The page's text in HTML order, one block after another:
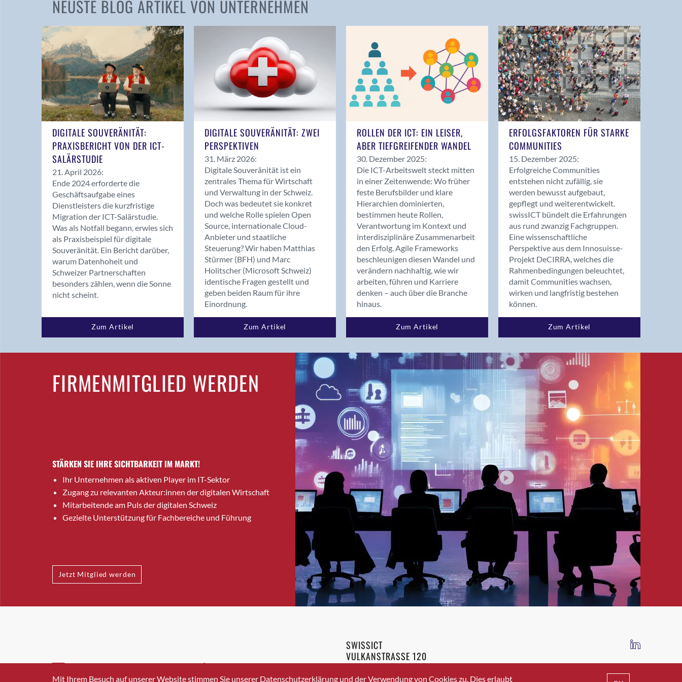
Andelfingen
Balsthal
Balzers
Bassersdorf
Benken (SG)
Bergdietikon
Bern - Liebefeld
Birsfelden
Bolligen
Bonaduz
Bonstetten
Bottighofen
Bremgarten bei Bern
Brig-Glis
Bronschhofen
Brugg
Brugg AG
Burgdorf
Bäretswil
Bülach
Cazis
Crissier
Davos Platz
NEUSTE BLOG ARTIKEL VON UNTERNEHMEN
DIGITALE SOUVERÄNITÄT:
PRAXISBERICHT VON DER ICT-
SALÄRSTUDIE
21. April 2026:
Ende 2024 erforderte die
Geschäftsaufgabe eines
Dienstleisters die kurzfristige
Migration der ICT-Salärstudie.
Was als Notfall begann, erwies sich
als Praxisbeispiel für digitale
Souveränität. Ein Bericht darüber,
warum Datenhoheit und
Schweizer Partnerschaften
besonders zählen, wenn die Sonne
nicht scheint.
Zum Artikel
DIGITALE SOUVERÄNITÄT: ZWEI
PERSPEKTIVEN
31. März 2026:
Digitale Souveränität ist ein
zentrales Thema für Wirtschaft
und Verwaltung in der Schweiz.
Doch was bedeutet sie konkret
und welche Rolle spielen Open
Source, internationale Cloud-
Anbieter und staatliche
Steuerung? Wir haben Matthias
Stürmer (BFH) und Marc
Holitscher (Microsoft Schweiz)
identische Fragen gestellt und
geben beiden Raum für ihre
Einordnung.
Zum Artikel
ROLLEN DER ICT: EIN LEISER,
ABER TIEFGREIFENDER WANDEL
30. Dezember 2025:
Die ICT-Arbeitswelt steckt mitten
in einer Zeitenwende: Wo früher
feste Berufsbilder und klare
Hierarchien dominierten,
bestimmen heute Rollen,
Verantwortung im Kontext und
interdisziplinäre Zusammenarbeit
den Erfolg. Agile Frameworks
beschleunigen diesen Wandel und
verändern nachhaltig, wie wir
arbeiten, führen und Karriere
denken – auch über die Branche
hinaus.
Zum Artikel
ERFOLGSFAKTOREN FÜR STARKE
COMMUNITIES
15. Dezember 2025:
Erfolgreiche Communities
entstehen nicht zufällig, sie
werden bewusst aufgebaut,
gepflegt und weiterentwickelt.
swissICT bündelt die Erfahrungen
aus rund zwanzig Fachgruppen.
Eine wissenschaftliche
Perspektive aus dem Innosuisse-
Projekt DeCIRRA, welches die
Rahmenbedingungen beleuchtet,
damit Communities wachsen,
wirken und langfristig bestehen
können.
Zum Artikel
FIRMENMITGLIED WERDEN
STÄRKEN SIE IHRE SICHTBARKEIT IM MARKT!
Ihr Unternehmen als aktiven Player im IT-Sektor
Zugang zu relevanten Akteur:innen der digitalen Wirtschaft
Mitarbeitende am Puls der digitalen Schweiz
Gezielte Unterstützung für Fachbereiche und Führung
Jetzt Mitglied werden
INFO@SWISSICT.CH +41 43 336 40 20
SWISSICT
VULKANSTRASSE 120
8048 ZURICH
IMPRESSUM DATENSCHUTZ AGB
Mit Ihrem Besuch auf unserer Website stimmen Sie unserer Datenschutzerklärung und der Verwendung von Cookies zu. Dies erlaubt